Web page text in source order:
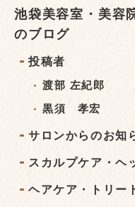
池袋美容室・美容
のブログ
投稿者
渡部 左紀郎
黒須 孝宏
サロンからのお知
スカルプケア・ヘ
ヘアケア・トリー